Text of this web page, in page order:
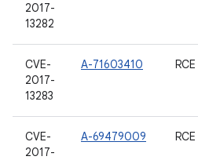
2017-
13282
CVE-
2017-
13283
A-71603410 RCE
CVE-
2017-
A-69479009 RCE